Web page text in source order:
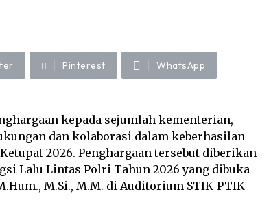
Pinterest WhatsApp
kepada sejumlah kementerian,
dan kolaborasi dalam keberhasilan
2026. Penghargaan tersebut diberikan
Lalu Lintas Polri Tahun 2026 yang dibuka
M.Si., M.M. di Auditorium STIK-PTIK